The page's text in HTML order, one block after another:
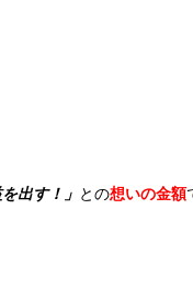
出す！」 との想いの金額